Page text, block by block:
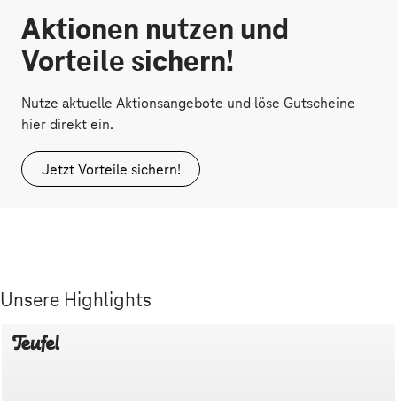
Aktionen nutzen und
Vorteile sichern!
Nutze aktuelle Aktionsangebote und löse Gutscheine
hier direkt ein.
Jetzt Vorteile sichern!
Unsere Highlights